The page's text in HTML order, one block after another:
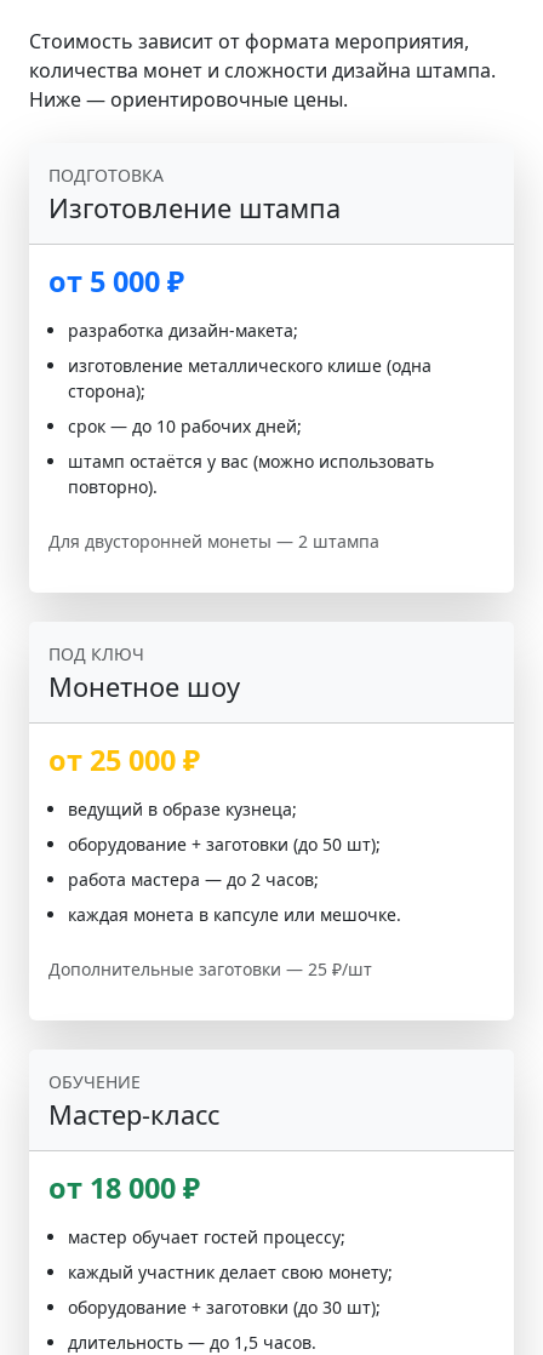
Стоимость зависит от формата мероприятия,
количества монет и сложности дизайна штампа.
Ниже — ориентировочные цены.
ПОДГОТОВКА
Изготовление штампа
от 5 000 ₽
разработка дизайн-макета;
изготовление металлического клише (одна
сторона);
срок — до 10 рабочих дней;
штамп остаётся у вас (можно использовать
повторно).
Для двусторонней монеты — 2 штампа
ПОД КЛЮЧ
Монетное шоу
от 25 000 ₽
ведущий в образе кузнеца;
оборудование + заготовки (до 50 шт);
работа мастера — до 2 часов;
каждая монета в капсуле или мешочке.
Дополнительные заготовки — 25 ₽/шт
ОБУЧЕНИЕ
Мастер-класс
от 18 000 ₽
мастер обучает гостей процессу;
каждый участник делает свою монету;
оборудование + заготовки (до 30 шт);
длительность — до 1,5 часов.